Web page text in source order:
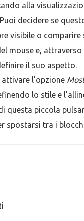
alla
decidere se
visibile o comparire
mouse e, attraverso
il suo aspetto.
attivare l'opzione
lo stile e
questa piccola
spostarsi tra i